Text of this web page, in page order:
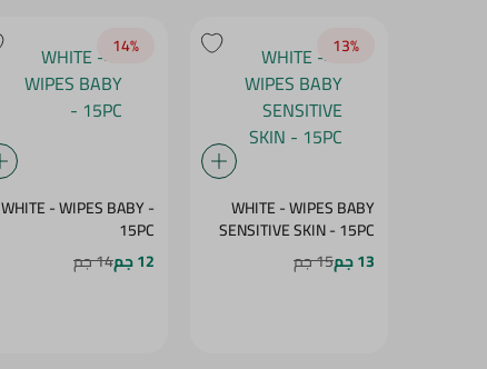
13‎%‎
WHITE - WIPES BABY
SENSITIVE SKIN - 15PC
13 جم
15 جم
14‎%‎
WHITE - WIPES BABY -
15PC
12 جم
14 جم